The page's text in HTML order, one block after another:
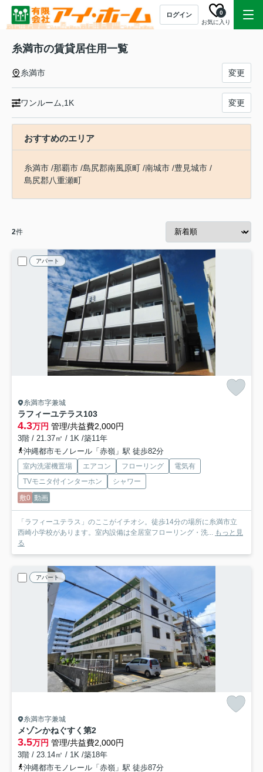
ログイン
お気に入り
0
糸満市の賃貸居住用一覧
糸満市 変更
ワンルーム,1K 変更
おすすめのエリア
糸満市 /那覇市 /島尻郡南風原町 /南城市 /豊見城市 /
島尻郡八重瀬町
2件
アパート
糸満市字兼城
ラフィーユテラス103
4.3万円 管理/共益費2,000円
3階 / 21.37㎡ / 1K /築11年
沖縄都市モノレール「赤嶺」駅 徒歩82分
室内洗濯機置場 エアコン フローリング
電気有
TVモニタ付インターホン
シャワー
敷0 動画
「ラフィーユテラス」のここがイチオシ。徒歩14分の場所に糸満市立
西崎小学校があります。室内設備は全居室フローリング・洗... もっと見
る
アパート
糸満市字兼城
メゾンかねぐすく第2
3.5万円 管理/共益費2,000円
3階 / 23.14㎡ / 1K /築18年
沖縄都市モノレール「赤嶺」駅 徒歩87分